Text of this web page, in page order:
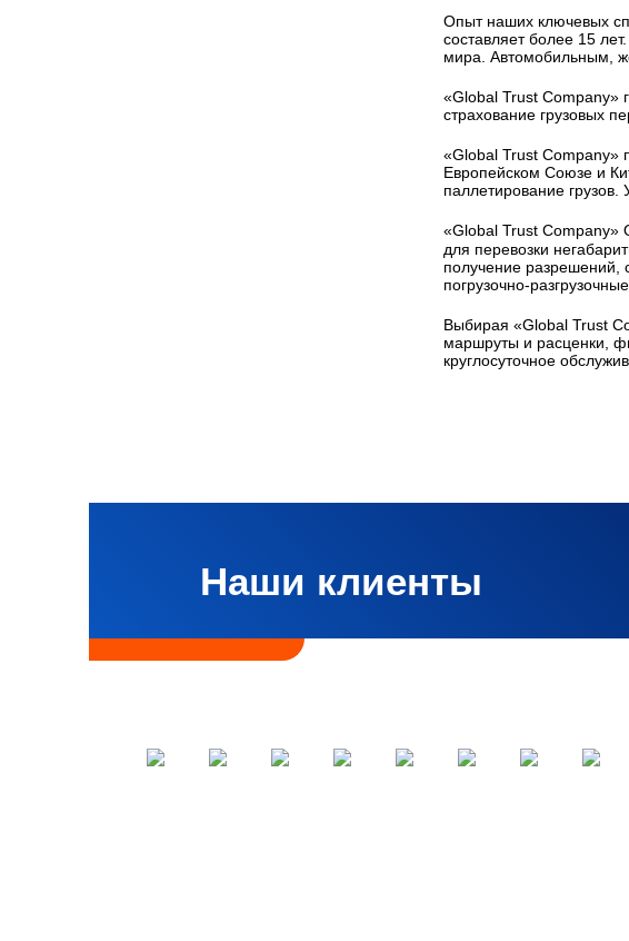
Опыт наших ключевых
составляет более 15
мира. Автомобильным,
«Global Trust Company»
страхование грузовых
«Global Trust Company»
Европейском Союзе и
паллетирование
«Global Trust Company»
для перевозки
получение разрешений,
погрузочно-
Выбирая «Global Trust
маршруты и расценки,
круглосуточное
Наши клиенты